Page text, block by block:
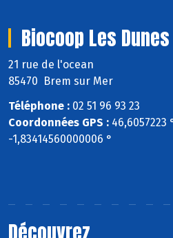
Biocoop Les Dunes
21 rue de l'ocean
85470 Brem sur Mer
Téléphone : 02 51 96 93 23
Coordonnées GPS : 46,6057223
-1,83414560000006 °